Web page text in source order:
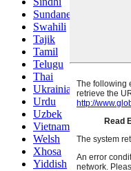
Sundanese
Swahili
Tajik
Tamil
Telugu
Thai
Ukrainian
Urdu
Uzbek
Vietnamese
Welsh
Xhosa
Yiddish